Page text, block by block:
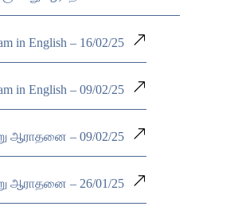
in English – 16/02/25
in English – 09/02/25
ஆராதனை – 09/02/25
ஆராதனை – 26/01/25